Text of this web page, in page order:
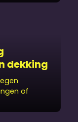
dekking
of